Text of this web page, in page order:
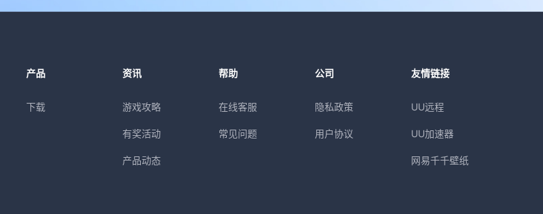
产品
下载
资讯
游戏攻略
有奖活动
产品动态
帮助
在线客服
常见问题
公司
隐私政策
用户协议
友情链接
UU远程
UU加速器
网易千千壁纸